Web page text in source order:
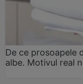
De ce prosoapele
albe. Motivul real